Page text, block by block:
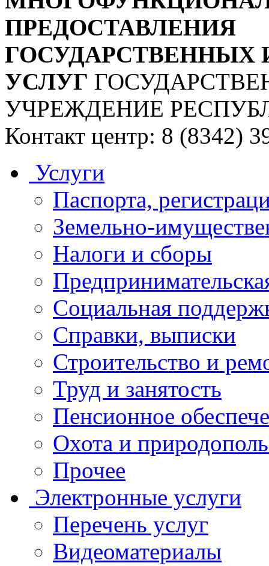
ПРЕДОСТАВЛЕНИЯ
УСЛУГ
УЧРЕЖДЕНИЕ
Контакт центр: 8 (8342)
Услуги
Паспорта,
Земельно-
Налоги и сборы
Социальная
Справки, выписки
Строительство и
Труд и занятость
Пенсионное
Охота и
Прочее
Электронные услуги
Перечень услуг
Видеоматериалы